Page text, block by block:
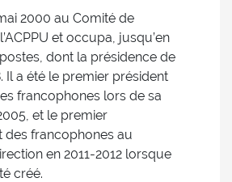
2000 au Comité de
et occupa, jusqu’en
dont la présidence de
Il a été le premier président
francophones lors de sa
et le premier
des francophones au
en 2011-2012 lorsque
créé.